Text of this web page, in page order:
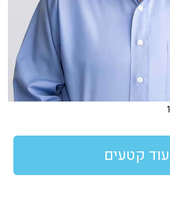
עוד קטעים